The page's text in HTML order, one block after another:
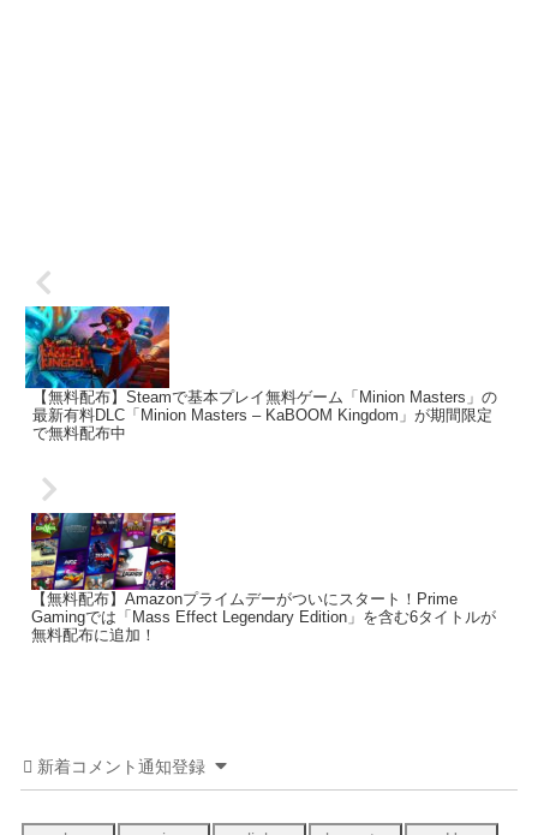
【無料配布】Steamで基本プレイ無料ゲーム「Minion Masters」の
最新有料DLC「Minion Masters – KaBOOM Kingdom」が期間限定
で無料配布中
【無料配布】Amazonプライムデーがついにスタート！Prime
Gamingでは「Mass Effect Legendary Edition」を含む6タイトルが
無料配布に追加！
新着コメント通知登録